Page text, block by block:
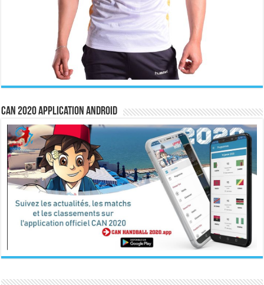
CAN 2020 Application Android